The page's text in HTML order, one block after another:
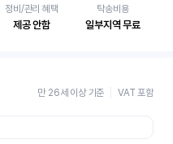
정비/관리 혜택
제공 안함
탁송비용
일부지역 무료
만 26세 이상 기준 VAT 포함